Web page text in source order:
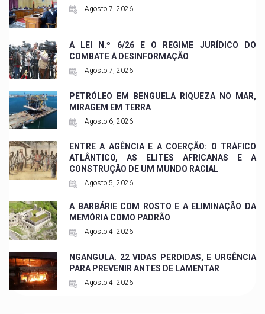
Agosto 7, 2026
A LEI N.º 6/26 E O REGIME JURÍDICO DO
COMBATE À DESINFORMAÇÃO
Agosto 7, 2026
PETRÓLEO EM BENGUELA RIQUEZA NO MAR,
MIRAGEM EM TERRA
Agosto 6, 2026
ENTRE A AGÊNCIA E A COERÇÃO: O TRÁFICO
ATLÂNTICO, AS ELITES AFRICANAS E A
CONSTRUÇÃO DE UM MUNDO RACIAL
Agosto 5, 2026
A BARBÁRIE COM ROSTO E A ELIMINAÇÃO DA
MEMÓRIA COMO PADRÃO
Agosto 4, 2026
NGANGULA. 22 VIDAS PERDIDAS, E URGÊNCIA
PARA PREVENIR ANTES DE LAMENTAR
Agosto 4, 2026